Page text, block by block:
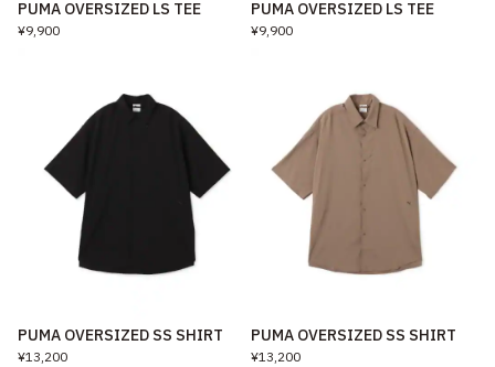
PUMA OVERSIZED LS TEE
¥9,900
PUMA OVERSIZED LS TEE
¥9,900
PUMA OVERSIZED SS SHIRT
¥13,200
PUMA OVERSIZED SS SHIRT
¥13,200